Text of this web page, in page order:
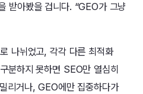
받아봤을 겁니다. “GEO가 그냥
나뉘었고, 각각 다른 최적화
분하지 못하면 SEO만 열심히
리거나, GEO에만 집중하다가